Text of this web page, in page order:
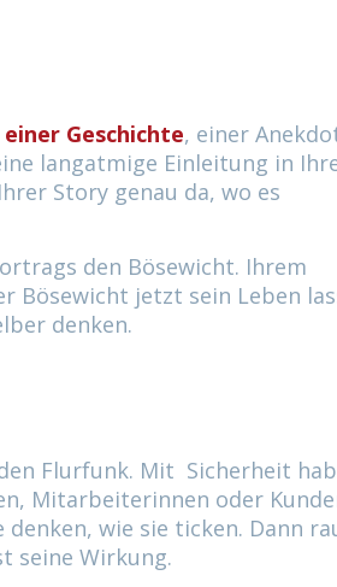
Geschichte, einer
langatmige Einleitung in
Story genau da, wo es
den Bösewicht. Ihrem
Bösewicht jetzt sein Leben
denken.
Flurfunk. Mit Sicherheit
Mitarbeiterinnen oder
wie sie ticken. Dann
seine Wirkung.